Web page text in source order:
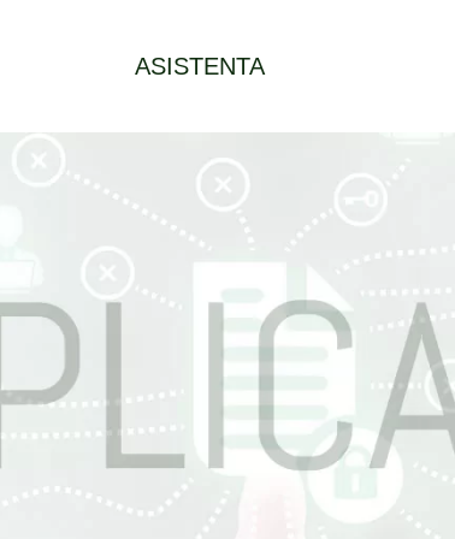
ASISTENTA